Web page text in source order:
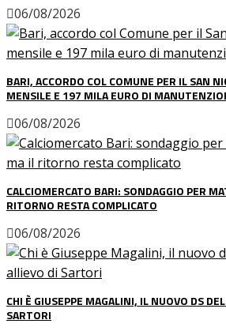
06/08/2026
BARI, ACCORDO COL COMUNE PER IL SAN
MENSILE E 197 MILA EURO DI
06/08/2026
CALCIOMERCATO BARI: SONDAGGIO PER
RITORNO RESTA COMPLICATO
06/08/2026
CHI È GIUSEPPE MAGALINI, IL NUOVO DS
SARTORI